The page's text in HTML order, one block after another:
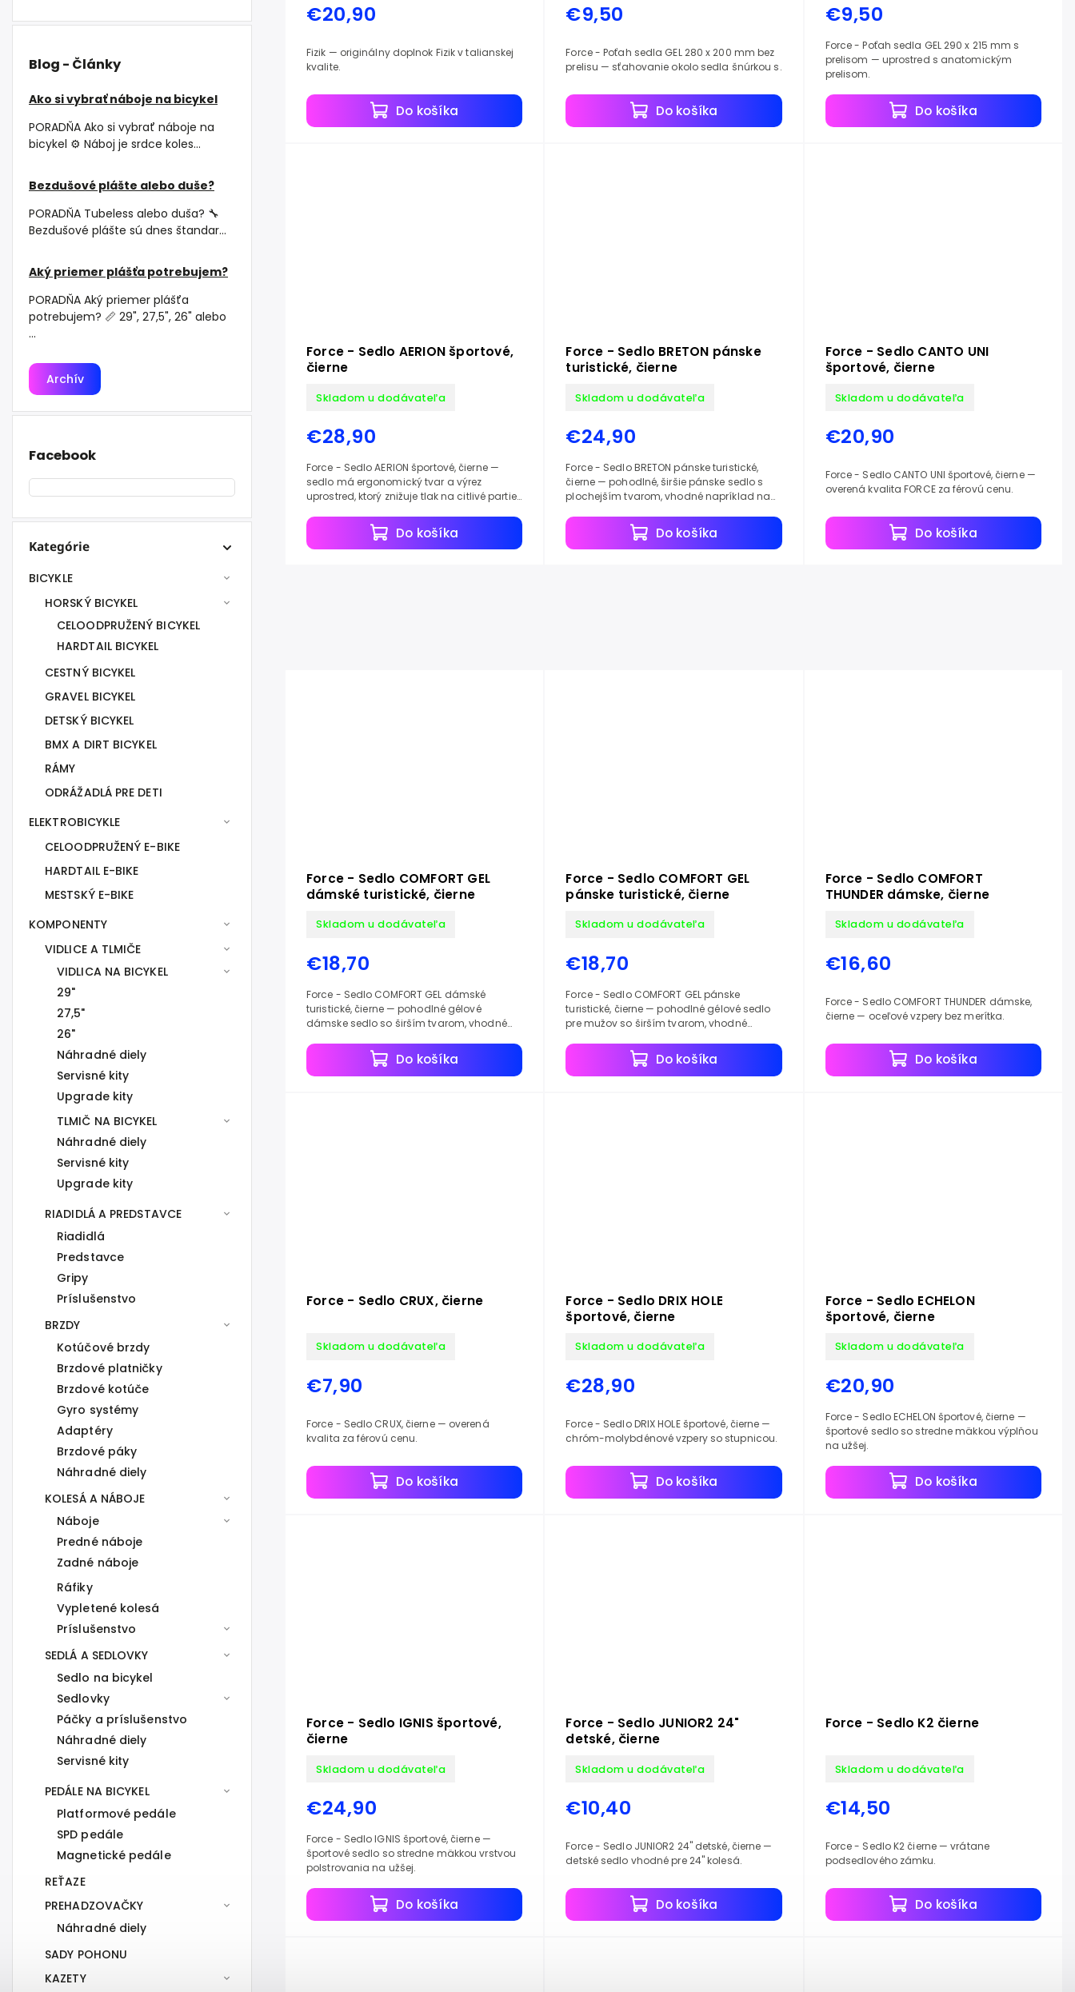
Blog - Články
Ako si vybrať náboje na bicykel
PORADŇA Ako si vybrať náboje na
bicykel ⚙️ Náboj je srdce koles...
Bezdušové plášte alebo duše?
PORADŇA Tubeless alebo duša? 🔧
Bezdušové plášte sú dnes štandar...
Aký priemer plášťa potrebujem?
PORADŇA Aký priemer plášťa
potrebujem? 📏 29", 27,5", 26" alebo
...
Archív
Facebook
Kategórie
BICYKLE
HORSKÝ BICYKEL
CELOODPRUŽENÝ BICYKEL
HARDTAIL BICYKEL
CESTNÝ BICYKEL
GRAVEL BICYKEL
DETSKÝ BICYKEL
BMX A DIRT BICYKEL
RÁMY
ODRÁŽADLÁ PRE DETI
ELEKTROBICYKLE
CELOODPRUŽENÝ E-BIKE
HARDTAIL E-BIKE
MESTSKÝ E-BIKE
KOMPONENTY
VIDLICE A TLMIČE
VIDLICA NA BICYKEL
29"
27,5"
26"
Náhradné diely
Servisné kity
Upgrade kity
TLMIČ NA BICYKEL
Náhradné diely
Servisné kity
Upgrade kity
RIADIDLÁ A PREDSTAVCE
Riadidlá
Predstavce
Gripy
Príslušenstvo
BRZDY
Kotúčové brzdy
Brzdové platničky
Brzdové kotúče
Gyro systémy
Adaptéry
Brzdové páky
Náhradné diely
KOLESÁ A NÁBOJE
Náboje
Predné náboje
Zadné náboje
Ráfiky
Vypletené kolesá
Príslušenstvo
SEDLÁ A SEDLOVKY
Sedlo na bicykel
Sedlovky
Páčky a príslušenstvo
Náhradné diely
Servisné kity
PEDÁLE NA BICYKEL
Platformové pedále
SPD pedále
Magnetické pedále
REŤAZE
PREHADZOVAČKY
Náhradné diely
SADY POHONU
KAZETY
€20,90
Do košíka
Fizik — originálny doplnok Fizik v talianskej
kvalite.
€9,50
Do košíka
Force - Poťah sedla GEL 280 x 200 mm bez
prelisu — sťahovanie okolo sedla šnúrkou s.
€9,50
Do košíka
Force - Poťah sedla GEL 290 x 215 mm s
prelisom — uprostred s anatomickým
prelisom.
Force - Sedlo AERION športové,
čierne
Skladom u dodávateľa
€28,90
Do košíka
Force - Sedlo AERION športové, čierne —
sedlo má ergonomický tvar a výrez
uprostred, ktorý znižuje tlak na citlivé partie
Force - Sedlo BRETON pánske
turistické, čierne
Skladom u dodávateľa
€24,90
Do košíka
Force - Sedlo BRETON pánske turistické,
čierne — pohodlné, širšie pánske sedlo s
plochejším tvarom, vhodné napríklad na
Force - Sedlo CANTO UNI
športové, čierne
Skladom u dodávateľa
€20,90
Do košíka
Force - Sedlo CANTO UNI športové, čierne —
overená kvalita FORCE za férovú cenu.
Force - Sedlo COMFORT GEL
dámské turistické, čierne
Skladom u dodávateľa
€18,70
Do košíka
Force - Sedlo COMFORT GEL dámské
turistické, čierne — pohodlné gélové
dámske sedlo so širším tvarom, vhodné
Force - Sedlo COMFORT GEL
pánske turistické, čierne
Skladom u dodávateľa
€18,70
Do košíka
Force - Sedlo COMFORT GEL pánske
turistické, čierne — pohodlné gélové sedlo
pre mužov so širším tvarom, vhodné
Force - Sedlo COMFORT
THUNDER dámske, čierne
Skladom u dodávateľa
€16,60
Do košíka
Force - Sedlo COMFORT THUNDER dámske,
čierne — oceľové vzpery bez merítka.
Force - Sedlo CRUX, čierne
Skladom u dodávateľa
€7,90
Do košíka
Force - Sedlo CRUX, čierne — overená
kvalita za férovú cenu.
Force - Sedlo DRIX HOLE
športové, čierne
Skladom u dodávateľa
€28,90
Do košíka
Force - Sedlo DRIX HOLE športové, čierne —
chróm-molybdénové vzpery so stupnicou.
Force - Sedlo ECHELON
športové, čierne
Skladom u dodávateľa
€20,90
Do košíka
Force - Sedlo ECHELON športové, čierne —
športové sedlo so stredne mäkkou výplňou
na užšej.
Force - Sedlo IGNIS športové,
čierne
Skladom u dodávateľa
€24,90
Do košíka
Force - Sedlo IGNIS športové, čierne —
športové sedlo so stredne mäkkou vrstvou
polstrovania na užšej.
Force - Sedlo JUNIOR2 24"
detské, čierne
Skladom u dodávateľa
€10,40
Do košíka
Force - Sedlo JUNIOR2 24" detské, čierne —
detské sedlo vhodné pre 24" kolesá.
Force - Sedlo K2 čierne
Skladom u dodávateľa
€14,50
Do košíka
Force - Sedlo K2 čierne — vrátane
podsedlového zámku.